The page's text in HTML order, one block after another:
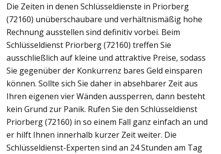
Die Zeiten in denen Schlüsseldienste in Priorberg
(72160) unüberschaubare und verhältnismäßig hohe
Rechnung ausstellen sind definitiv vorbei. Beim
Schlüsseldienst Priorberg (72160) treffen Sie
ausschließlich auf kleine und attraktive Preise, sodass
Sie gegenüber der Konkurrenz bares Geld einsparen
können. Sollte sich Sie daher in absehbarer Zeit aus
Ihren eigenen vier Wänden aussperren, dann besteht
kein Grund zur Panik. Rufen Sie den Schlüsseldienst
Priorberg (72160) in so einem Fall ganz einfach an und
er hilft Ihnen innerhalb kurzer Zeit weiter. Die
Schlüsseldienst-Experten sind an 24 Stunden am Tag